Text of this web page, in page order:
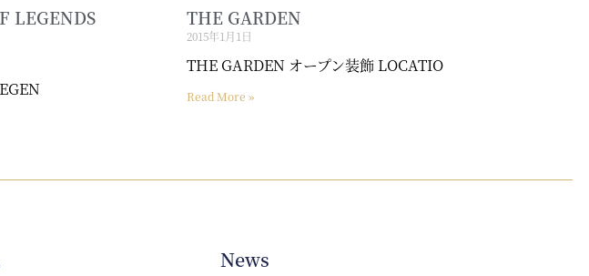
LEGENDS
THE GARDEN
2015年1月1日
THE GARDEN オープン装飾 LOCATIO
Read More »
News